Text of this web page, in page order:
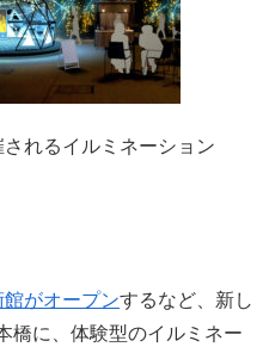
れるイルミネーション
がオープンするなど、新し
橋に、体験型のイルミネー